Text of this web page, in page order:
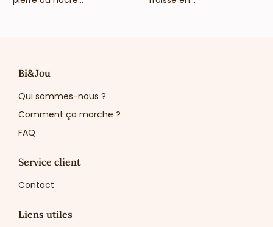
Bi&Jou
Qui sommes-nous ?
Comment ça marche ?
FAQ
Service client
Contact
Liens utiles